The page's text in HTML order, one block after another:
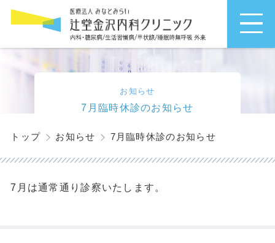
お知らせ
7月臨時休診のお知らせ
トップ お知らせ 7月臨時休診のお知らせ
7月は通常通り診察いたします。